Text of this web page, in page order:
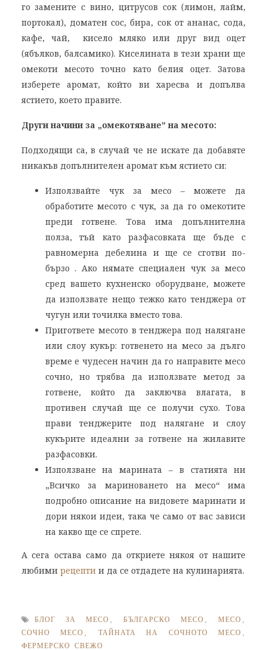
го замените с вино, цитрусов сок (лимон, лайм,
портокал), доматен сос, бира, сок от ананас, сода,
кафе, чай, кисело мляко или друг вид оцет
(ябълков, балсамико). Киселината в тези храни ще
омекоти месото точно като белия оцет. Затова
изберете аромат, който ви харесва и допълва
ястието, което правите.
Други начини за „омекотяване” на месото:
Подходящи са, в случай че не искате да добавяте
никакъв допълнителен аромат към ястието си:
Използвайте чук за месо – можете да
обработите месото с чук, за да го омекотите
преди готвене. Това има допълнителна
полза, тъй като разфасовката ще бъде с
равномерна дебелина и ще се сготви по-
бързо . Ако нямате специален чук за месо
сред вашето кухненско оборудване, можете
да използвате нещо тежко като тенджера от
чугун или точилка вместо това.
Пригответе месото в тенджера под налягане
или слоу кукър: готвенето на месо за дълго
време е чудесен начин да го направите месо
сочно, но трябва да използвате метод за
готвене, който да заключва влагата, в
противен случай ще се получи сухо. Това
прави тенджерите под налягане и слоу
кукърите идеални за готвене на жилавите
разфасовки.
Използване на марината – в статията ни
„Всичко за мариноването на месо“ има
подробно описание на видовете маринати и
дори някои идеи, така че само от вас зависи
на какво ще се спрете.
А сега остава само да откриете някоя от нашите
любими рецептии да се отдадете на кулинарията.
БЛОГ ЗА МЕСО ,БЪЛГАРСКО МЕСО ,МЕСО
СОЧНО МЕСО
ТАЙНАТА НА СОЧНОТО МЕСО
ФЕРМЕРСКО СВЕЖО